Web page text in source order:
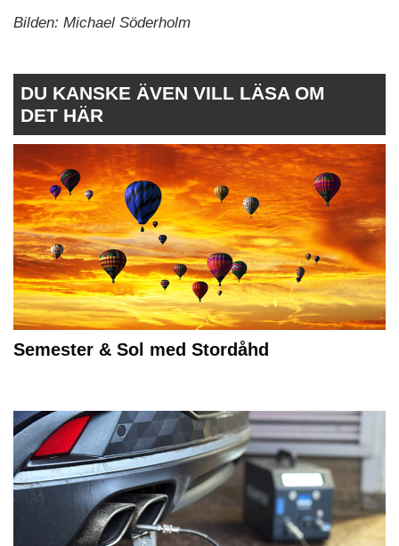
Bilden: Michael Söderholm
DU KANSKE ÄVEN VILL LÄSA OM
DET HÄR
Semester & Sol med Stordåhd